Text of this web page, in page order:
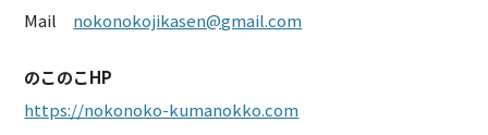
Mail nokonokojikasen@gmail.com
のこのこHP
https://nokonoko-kumanokko.com